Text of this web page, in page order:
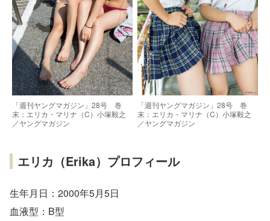
「週刊ヤングマガジン」28号 巻
末：エリカ・マリナ（C）小塚毅之
／ヤングマガジン
「週刊ヤングマガジン」28号 巻
末：エリカ・マリナ（C）小塚毅之
／ヤングマガジン
エリカ（Erika）プロフィール
生年月日：2000年5月5日
血液型：B型